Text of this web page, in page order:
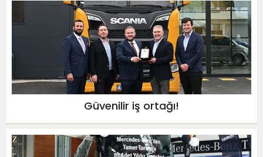
Güvenilir iş ortağı!